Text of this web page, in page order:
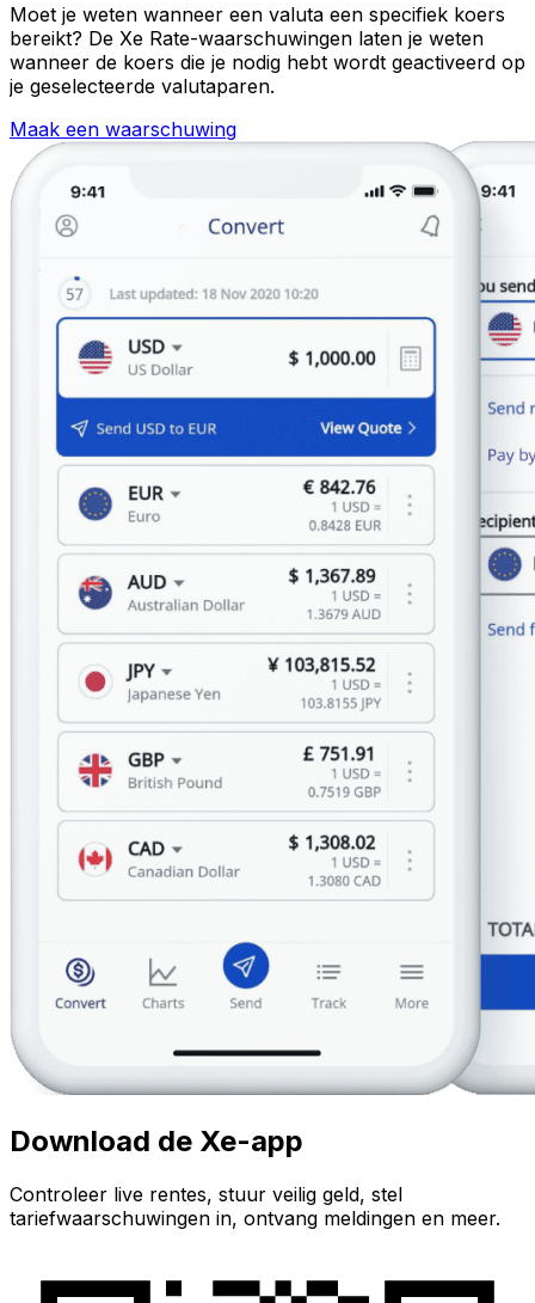
Moet je weten wanneer een valuta een specifiek koers
bereikt? De Xe Rate-waarschuwingen laten je weten
wanneer de koers die je nodig hebt wordt geactiveerd op
je geselecteerde valutaparen.
Maak een waarschuwing
Download de Xe-app
Controleer live rentes, stuur veilig geld, stel
tariefwaarschuwingen in, ontvang meldingen en meer.